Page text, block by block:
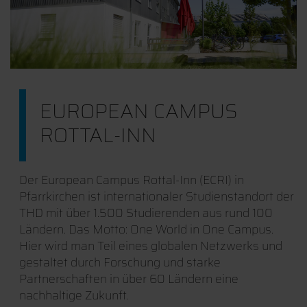
EUROPEAN CAMPUS
ROTTAL-INN
Der European Campus Rottal-Inn (ECRI) in
Pfarrkirchen ist internationaler Studienstandort der
THD mit über 1.500 Studierenden aus rund 100
Ländern. Das Motto: One World in One Campus.
Hier wird man Teil eines globalen Netzwerks und
gestaltet durch Forschung und starke
Partnerschaften in über 60 Ländern eine
nachhaltige Zukunft.